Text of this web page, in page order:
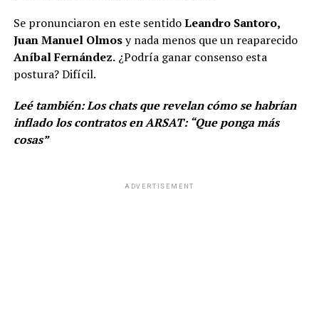
Se pronunciaron en este sentidoLeandro Santoro,
Juan Manuel Olmosy nada menos que un reaparecido
Aníbal Fernández.¿Podría ganar consenso esta
postura? Difícil.
Leé también:Los chats que revelan cómo se habrían
inflado los contratos en ARSAT: “Que ponga más
cosas”
ADVERTISEMENT